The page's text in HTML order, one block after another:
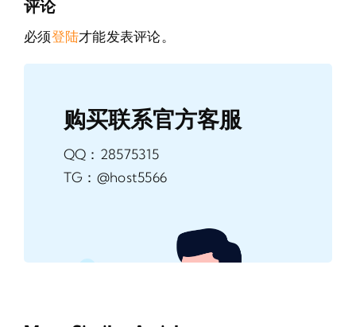
评论
必须登陆才能发表评论。
购买联系官方客服
QQ：28575315
TG：@host5566